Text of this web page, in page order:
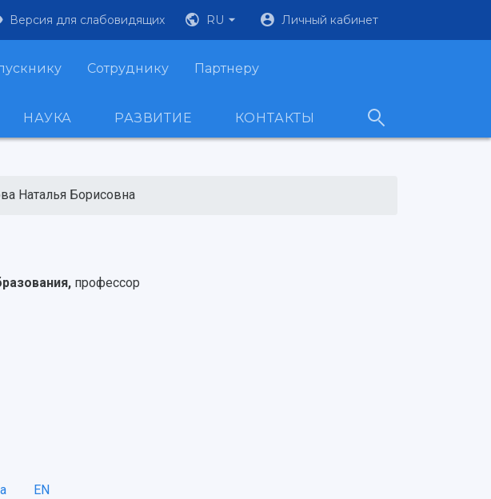
Версия для слабовидящих RU Личный кабинет
Сотруднику Партнеру
НАУКА РАЗВИТИЕ КОНТАКТЫ
Наталья Борисовна
профессор
EN